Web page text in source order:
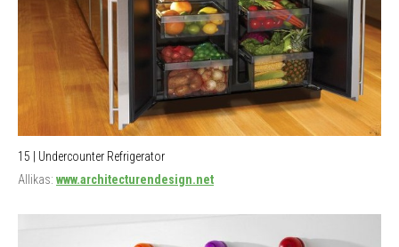
15 | Undercounter Refrigerator
Allikas: www.architecturendesign.net